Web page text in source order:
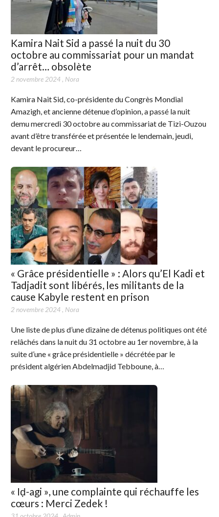
Kamira Nait Sid a passé la nuit du 30
octobre au commissariat pour un mandat
d’arrêt… obsolète
2 novembre 2024, Nora
Kamira Nait Sid, co-présidente du Congrès Mondial
Amazigh, et ancienne détenue d’opinion, a passé la nuit
demu mercredi 30 octobre au commissariat de Tizi-Ouzou
avant d’être transférée et présentée le lendemain, jeudi,
devant le procureur…
« Grâce présidentielle » : Alors qu’El Kadi et
Tadjadit sont libérés, les militants de la
cause Kabyle restent en prison
2 novembre 2024, Nora
Une liste de plus d’une dizaine de détenus politiques ont été
relâchés dans la nuit du 31 octobre au 1er novembre, à la
suite d’une « grâce présidentielle » décrétée par le
président algérien Abdelmadjid Tebboune, à…
« Iḍ-agi », une complainte qui réchauffe les
cœurs : Merci Zedek !